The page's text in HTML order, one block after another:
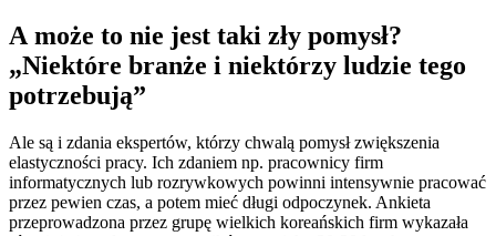
A może to nie jest taki zły pomysł?
„Niektóre branże i niektórzy ludzie tego
potrzebują”
Ale są i zdania ekspertów, którzy chwalą pomysł zwiększenia
elastyczności pracy. Ich zdaniem np. pracownicy firm
informatycznych lub rozrywkowych powinni intensywnie pracować
przez pewien czas, a potem mieć długi odpoczynek. Ankieta
przeprowadzona przez grupę wielkich koreańskich firm wykazała